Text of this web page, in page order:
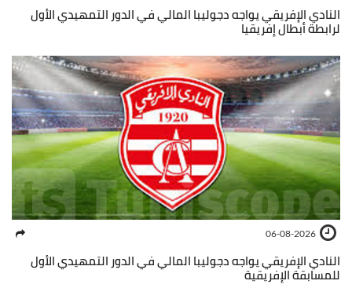
النادي الإفريقي يواجه دجوليبا المالي في الدور التمهيدي الأول
لرابطة أبطال إفريقيا
06-08-2026
النادي الإفريقي يواجه دجوليبا المالي في الدور التمهيدي الأول
للمسابقة الإفريقية